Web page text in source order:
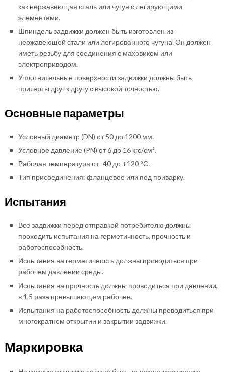
как нержавеющая сталь или чугун с легирующими
элементами.
Шпиндель задвижки должен быть изготовлен из
нержавеющей стали или легированного чугуна. Он должен
иметь резьбу для соединения с маховиком или
электроприводом.
Уплотнительные поверхности задвижки должны быть
притерты друг к другу с высокой точностью.
Основные параметры
Условный диаметр (DN) от 50 до 1200 мм.
Условное давление (PN) от 6 до 16 кгс/см².
Рабочая температура от -40 до +120 °С.
Тип присоединения: фланцевое или под приварку.
Испытания
Все задвижки перед отправкой потребителю должны
проходить испытания на герметичность, прочность и
работоспособность.
Испытания на герметичность должны проводиться при
рабочем давлении среды.
Испытания на прочность должны проводиться при давлении,
в 1,5 раза превышающем рабочее.
Испытания на работоспособность должны проводиться при
многократном открытии и закрытии задвижки.
Маркировка